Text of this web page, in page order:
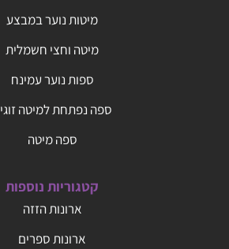
מיטות נוער במבצע
מיטה וחצי חשמלית
ספות נוער עמינח
ספה נפתחת למיטה
ספה מיטה
קטגוריות נוספות
ארונות הזזה
ארונות ספרים